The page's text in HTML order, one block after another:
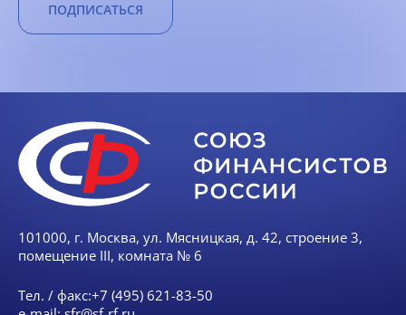
ПОДПИСАТЬСЯ
101000, г. Москва, ул. Мясницкая, д. 42, строение 3,
помещение III, комната № 6
Тел. / факс:+7 (495) 621-83-50